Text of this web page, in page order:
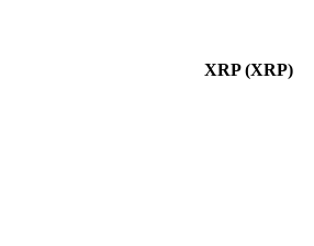
XRP(XRP)